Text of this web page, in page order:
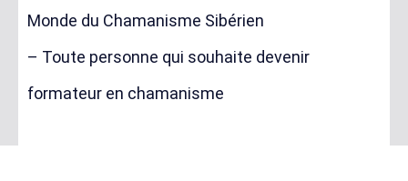
Monde du Chamanisme Sibérien
– Toute personne qui souhaite devenir
formateur en chamanisme